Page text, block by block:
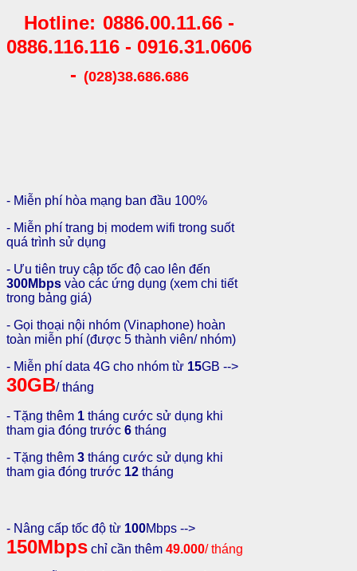
Hotline: 0886.00.11.66 -
0886.116.116 - 0916.31.0606
- (028)38.686.686
- Miễn phí hòa mạng ban đầu 100%
- Miễn phí trang bị modem wifi trong suốt
quá trình sử dụng
- Ưu tiên truy cập tốc độ cao lên đến
300Mbps vào các ứng dụng (xem chi tiết
trong bảng giá)
- Gọi thoại nội nhóm (Vinaphone) hoàn
toàn miễn phí (được 5 thành viên/ nhóm)
- Miễn phí data 4G cho nhóm từ 15GB -->
30GB/ tháng
- Tặng thêm 1 tháng cước sử dụng khi
tham gia đóng trước 6 tháng
- Tặng thêm 3 tháng cước sử dụng khi
tham gia đóng trước 12 tháng
- Nâng cấp tốc độ từ 100Mbps -->
150Mbps chỉ cần thêm 49.000/ tháng